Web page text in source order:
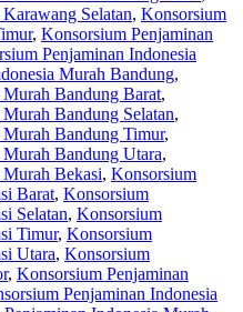
Selatan, Konsorsium
, Konsorsium Penjaminan
Penjaminan Indonesia
Murah Bandung,
Bandung Barat,
Bandung Selatan,
Bandung Timur,
Bandung Utara,
Bekasi, Konsorsium
Barat, Konsorsium
Selatan, Konsorsium
Timur, Konsorsium
Utara, Konsorsium
, Konsorsium Penjaminan
Penjaminan Indonesia